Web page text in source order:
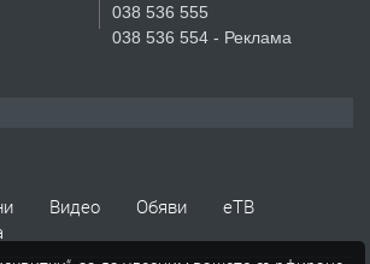
СГЛОБЯВАНЕ НА МЕБЕЛИ.
апартамент под наем в кв.
Училищни, гр. Хасково.
038 536 555
038 536 554 - Реклама
Видео Обяви
еТВ